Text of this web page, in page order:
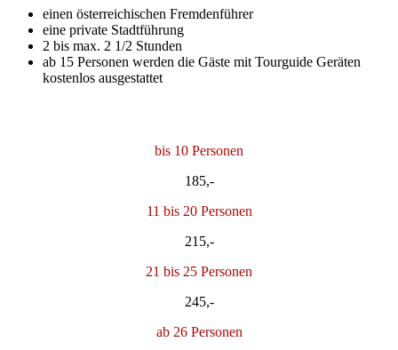
einen österreichischen Fremdenführer
eine private Stadtführung
2 bis max. 2 1/2 Stunden
ab 15 Personen werden die Gäste mit Tourguide Geräten
kostenlos ausgestattet
bis 10 Personen
185,-
11 bis 20 Personen
215,-
21 bis 25 Personen
245,-
ab 26 Personen